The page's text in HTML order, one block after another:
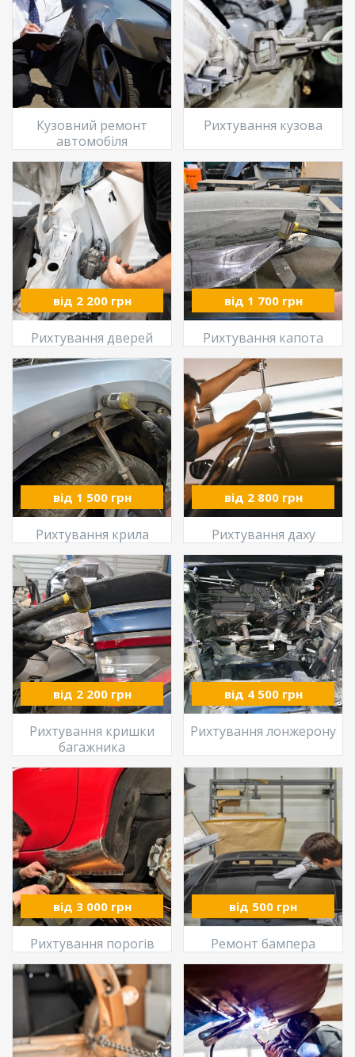
Кузовний ремонт
автомобіля
Рихтування кузова
від 2 200 грн
Рихтування дверей
від 1 700 грн
Рихтування капота
від 1 500 грн
Рихтування крила
від 2 800 грн
Рихтування даху
від 2 200 грн
Рихтування кришки
багажника
від 4 500 грн
Рихтування лонжерону
від 3 000 грн
Рихтування порогів
від 500 грн
Ремонт бампера